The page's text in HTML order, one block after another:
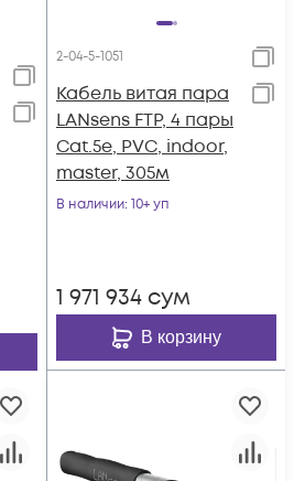
2-04-5-1051
Кабель витая пара
LANsens FTP, 4 пары
Cat.5e, PVC, indoor,
master, 305м
В наличии: 10+ уп
1 971 934 сум
В корзину